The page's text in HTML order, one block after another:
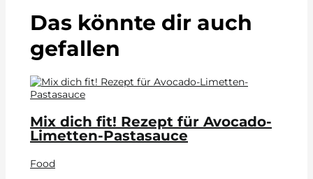
Das könnte dir auch
gefallen
Mix dich fit! Rezept für Avocado-
Limetten-Pastasauce
Food